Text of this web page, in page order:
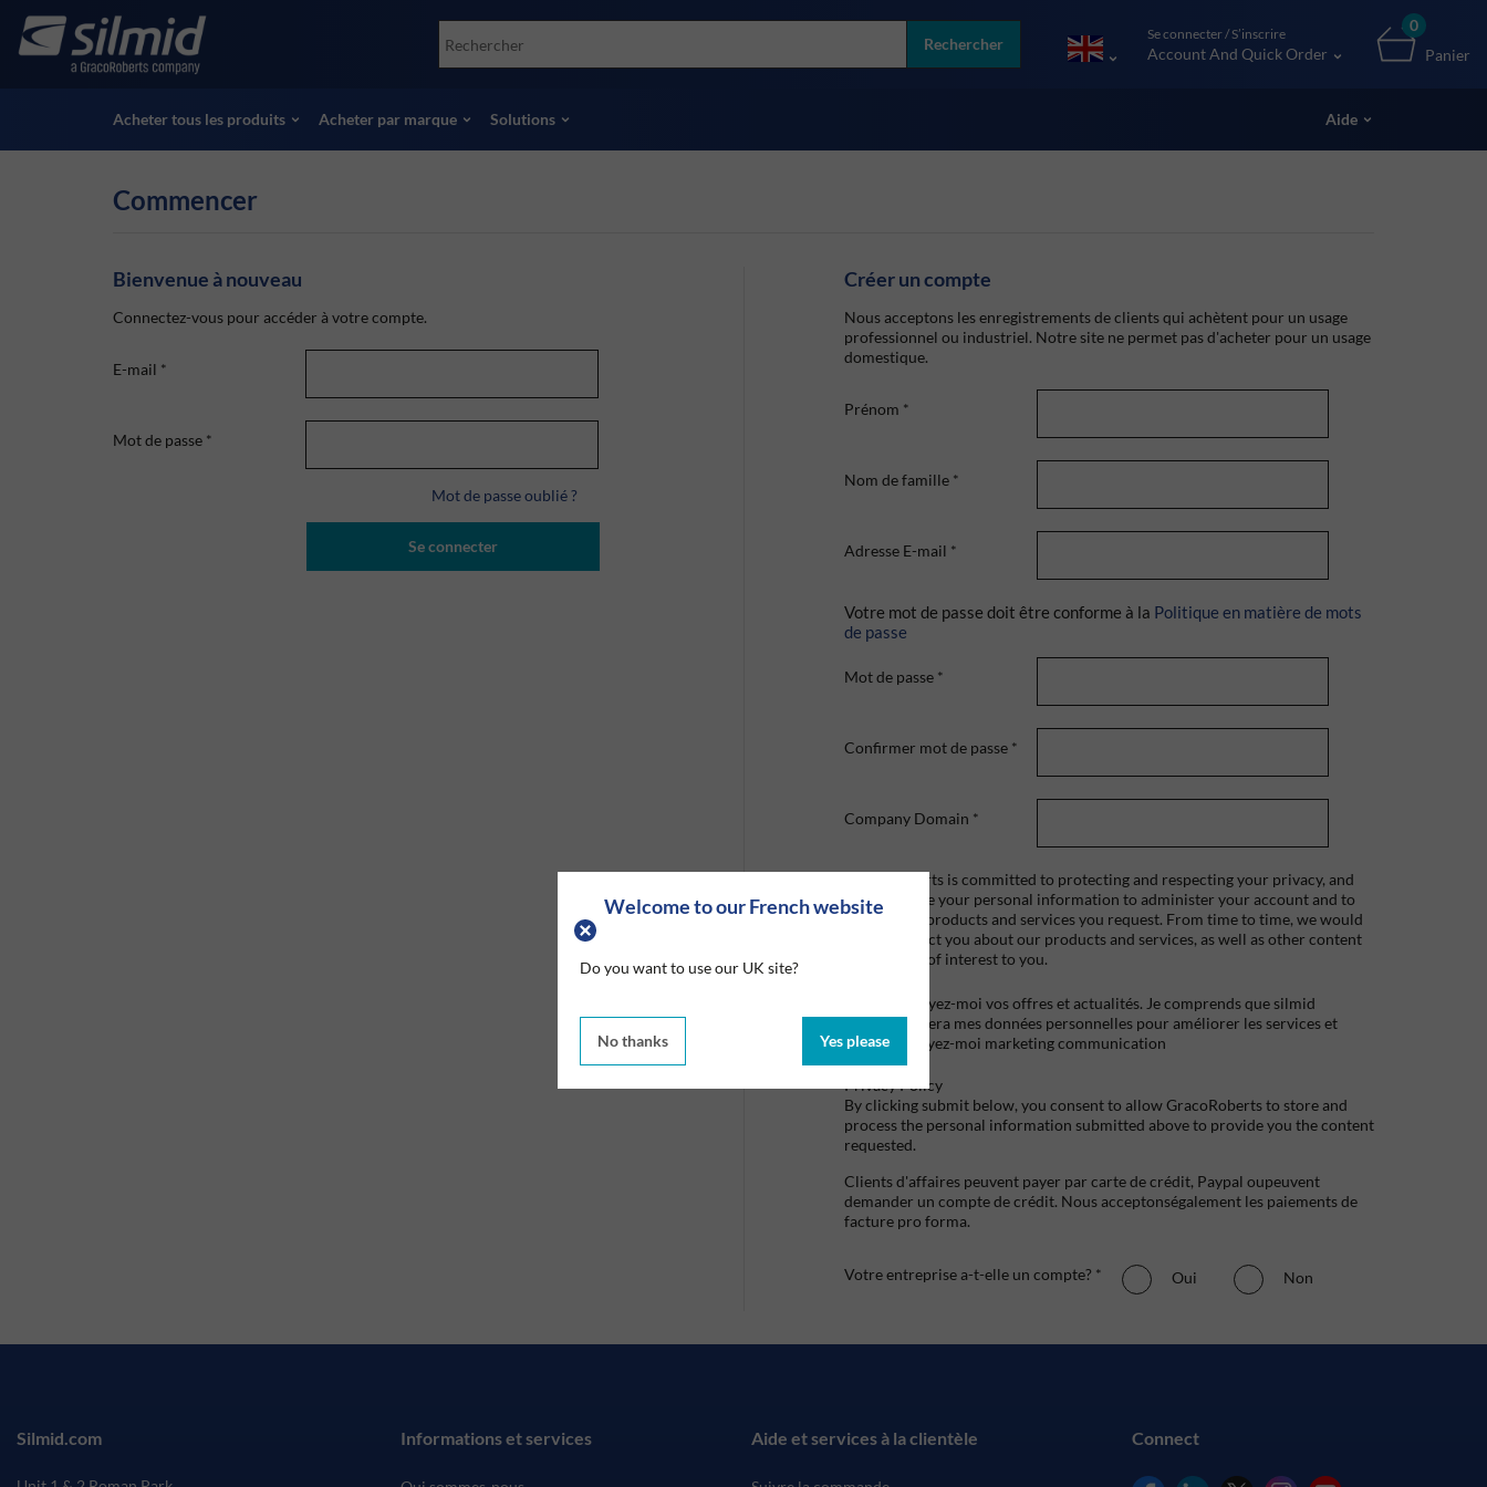
Welcome to our French website
Do you want to use our UK site?
No thanks Yes please
main
Accessories
Essais non destructifs (NDT)
Voir tous les produits
Socomore
Skydrol
Rechercher
Se connecter / S’inscrire
Account And Quick Order
0
Panier
Acheter tous les produits Acheter par marque Solutions Aide
Commencer
Bienvenue à nouveau
Connectez-vous pour accéder à votre compte.
E-mail *
Mot de passe *
Mot de passe oublié ?
Se connecter
Créer un compte
Nous acceptons les enregistrements de clients qui achètent pour un usage
professionnel ou industriel. Notre site ne permet pas d'acheter pour un usage
domestique.
Prénom *
Nom de famille *
Adresse E-mail *
Votre mot de passe doit être conforme à la Politique en matière de mots
de passe
Mot de passe *
Confirmer mot de passe *
Company Domain *
Graco Roberts is committed to protecting and respecting your privacy, and
we'll only use your personal information to administer your account and to
provide the products and services you request. From time to time, we would
like to contact you about our products and services, as well as other content
that may be of interest to you.
Envoyez-moi vos offres et actualités. Je comprends que silmid
utilisera mes données personnelles pour améliorer les services et
envoyez-moi marketing communication
Privacy Policy
By clicking submit below, you consent to allow GracoRoberts to store and
process the personal information submitted above to provide you the content
requested.
Clients d'affaires peuvent payer par carte de crédit, Paypal oupeuvent
demander un compte de crédit. Nous acceptonségalement les paiements de
facture pro forma.
Votre entreprise a-t-elle un compte? * Oui Non
Informations et services Aide et services à la clientèle Connect
Silmid.com